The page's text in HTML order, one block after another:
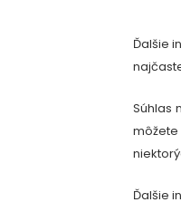
Ďalšie
Súhlas
Ďalšie